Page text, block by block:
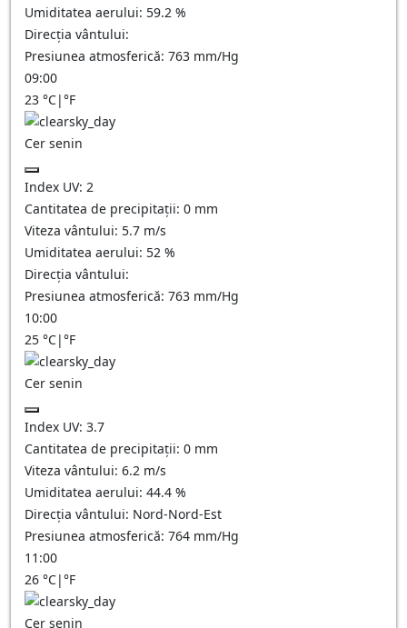
Umiditatea aerului: 59.2 %
Direcția vântului:
Presiunea atmosferică: 763 mm/Hg
09:00
23 °C|°F
Cer senin
Index UV: 2
Cantitatea de precipitații: 0 mm
Viteza vântului: 5.7 m/s
Umiditatea aerului: 52 %
Direcția vântului:
Presiunea atmosferică: 763 mm/Hg
10:00
25 °C|°F
Cer senin
Index UV: 3.7
Cantitatea de precipitații: 0 mm
Viteza vântului: 6.2 m/s
Umiditatea aerului: 44.4 %
Direcția vântului: Nord-Nord-Est
Presiunea atmosferică: 764 mm/Hg
11:00
26 °C|°F
Cer senin